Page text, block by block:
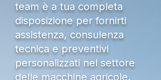
team è a tua completa
disposizione per fornirti
assistenza, consulenza
tecnica e preventivi
personalizzati nel settore
delle macchine agricole,